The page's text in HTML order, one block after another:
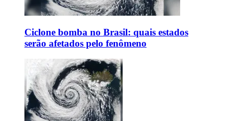
Ciclone bomba no Brasil: quais estados
serão afetados pelo fenômeno